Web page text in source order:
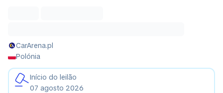
CarArena.pl
Polónia
Início do leilão
07 agosto 2026